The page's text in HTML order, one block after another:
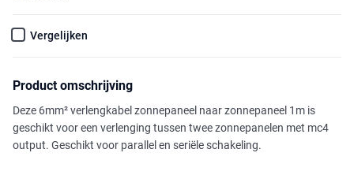
Vergelijken
Product omschrijving
Deze 6mm² verlengkabel zonnepaneel naar zonnepaneel 1m is
geschikt voor een verlenging tussen twee zonnepanelen met mc4
output. Geschikt voor parallel en seriële schakeling.